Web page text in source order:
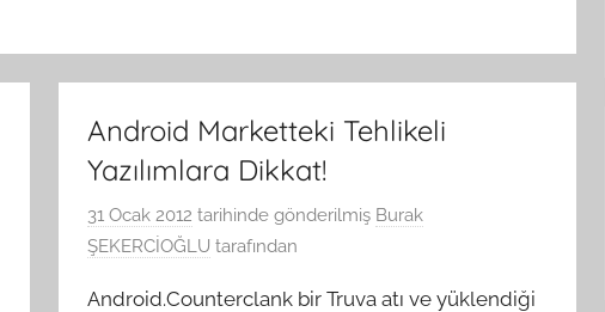
Android Marketteki Tehlikeli
Yazılımlara Dikkat!
31 Ocak 2012 tarihinde gönderilmiş Burak
ŞEKERCİOĞLU tarafından
Android.Counterclank bir Truva atı ve yüklendiği